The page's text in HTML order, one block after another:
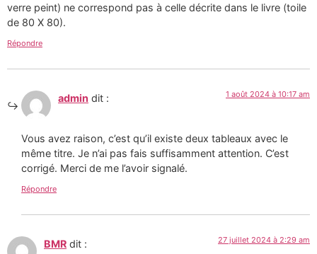
verre peint) ne correspond pas à celle décrite dans le livre (toile
de 80 X 80).
Répondre
admin dit : 1 août 2024 à 10:17 am
Vous avez raison, c’est qu’il existe deux tableaux avec le
même titre. Je n’ai pas fais suffisamment attention. C’est
corrigé. Merci de me l’avoir signalé.
Répondre
BMR dit : 27 juillet 2024 à 2:29 am